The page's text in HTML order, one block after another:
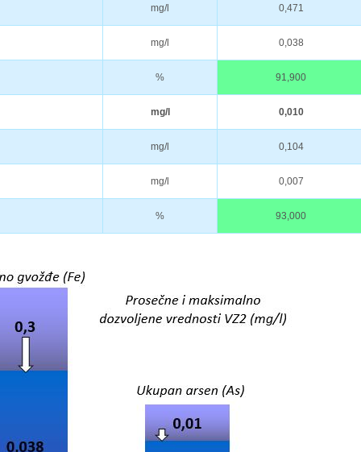
mg/l 0,471
mg/l 0,038
% 91,900
mg/l 0,010
mg/l 0,104
mg/l 0,007
% 93,000